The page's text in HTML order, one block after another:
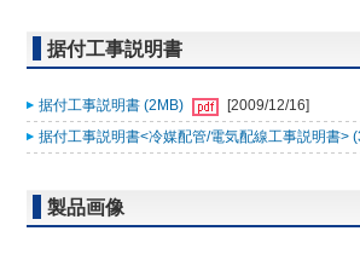
据付工事説明書
据付工事説明書 (2MB)
[2009/12/16]
据付工事説明書<冷媒配管/電気配線工事説明書>
製品画像